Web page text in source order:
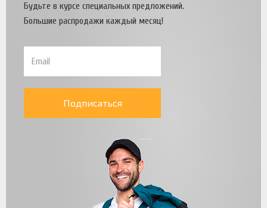
Будьте в курсе специальных предложений.
Большие распродажи каждый месяц!
Подписаться